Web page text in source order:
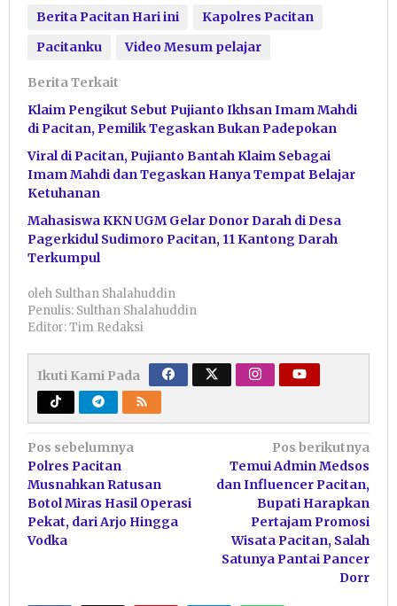
Berita Pacitan Hari ini
Kapolres Pacitan
Pacitanku
Video Mesum pelajar
Berita Terkait
Klaim Pengikut Sebut Pujianto Ikhsan Imam Mahdi
di Pacitan, Pemilik Tegaskan Bukan Padepokan
Viral di Pacitan, Pujianto Bantah Klaim Sebagai
Imam Mahdi dan Tegaskan Hanya Tempat Belajar
Ketuhanan
Mahasiswa KKN UGM Gelar Donor Darah di Desa
Pagerkidul Sudimoro Pacitan, 11 Kantong Darah
Terkumpul
oleh Sulthan Shalahuddin
Penulis: Sulthan Shalahuddin
Editor: Tim Redaksi
Ikuti Kami Pada
Navigasi
pos
Pos sebelumnya
Polres Pacitan
Musnahkan Ratusan
Botol Miras Hasil Operasi
Pekat, dari Arjo Hingga
Vodka
Pos berikutnya
Temui Admin Medsos
dan Influencer Pacitan,
Bupati Harapkan
Pertajam Promosi
Wisata Pacitan, Salah
Satunya Pantai Pancer
Dorr